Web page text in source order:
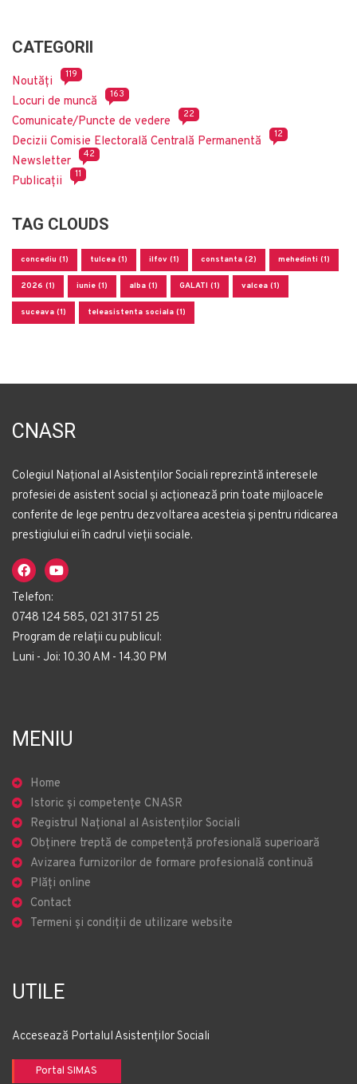
CATEGORII
Noutăți 119
Locuri de muncă 163
Comunicate/Puncte de vedere 22
Decizii Comisie Electorală Centrală Permanentă 12
Newsletter 42
Publicații 11
TAG CLOUDS
concediu (1) tulcea (1) ilfov (1) constanta (2) mehedinti (1)
2026 (1) iunie (1) alba (1) GALATI (1) valcea (1)
suceava (1) teleasistenta sociala (1)
CNASR
Colegiul Național al Asistenților Sociali reprezintă interesele
profesiei de asistent social și acționează prin toate mijloacele
conferite de lege pentru dezvoltarea acesteia și pentru ridicarea
prestigiului ei în cadrul vieții sociale.
Telefon:
0748 124 585, 021 317 51 25
Program de relații cu publicul:
Luni - Joi: 10.30 AM - 14.30 PM
MENIU
Home
Istoric și competențe CNASR
Registrul Național al Asistenților Sociali
Obținere treptă de competență profesională superioară
Avizarea furnizorilor de formare profesională continuă
Plăți online
Contact
Termeni și condiții de utilizare website
UTILE
Accesează Portalul Asistenților Sociali
Portal SIMAS